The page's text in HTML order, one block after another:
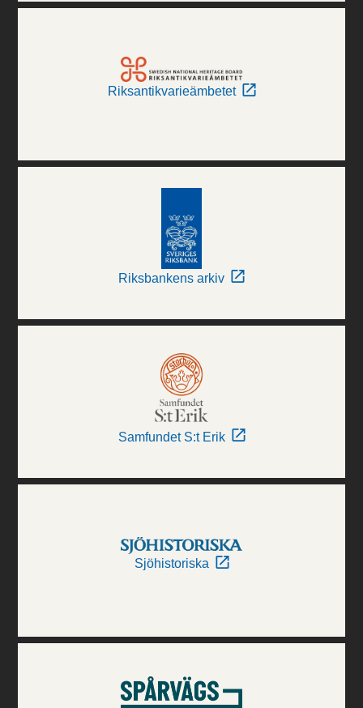
Riksantikvarieämbetet
Riksbankens arkiv
Samfundet S:t Erik
Sjöhistoriska